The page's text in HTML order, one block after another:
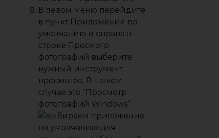
В левом меню перейдите
в пункт Приложения по
умолчанию и справа в
строке Просмотр
фотографий выберите
нужный инструмент
просмотра. В нашем
случае это “ Просмотр
фотографий Windows“.